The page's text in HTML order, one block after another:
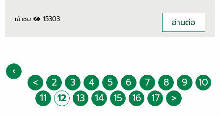
เข้าชม 15303 อ่านต่อ
‹
First < 2 3 4 5 6 7 8 9
10
11
12 13 14 15 16 17 >